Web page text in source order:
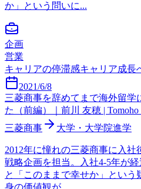
か」という問いに...
企画
営業
キャリアの停滞感キャリア成長
2021/6/8
三菱商事を辞めてまで海外留学
た（前編）｜前川 友穂 | Tomoho
三菱商事
大学・大学院進学
2012年に憧れの三菱商事に入
戦略企画を担当。入社4-5年が
と「このままで幸せか」という